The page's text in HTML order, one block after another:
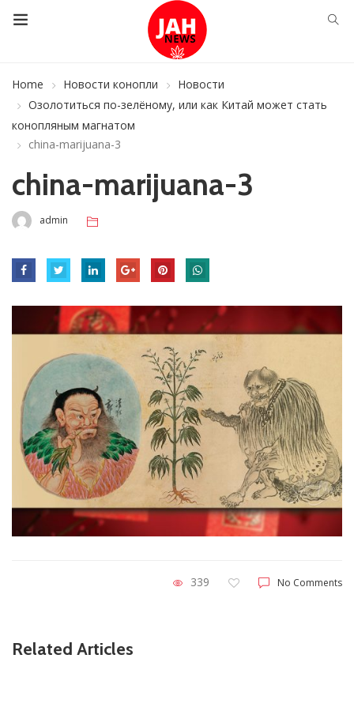
Home Новости конопли
Новости
Озолотиться по-зелёному, или как Китай может стать
конопляным магнатом
china-marijuana-3
china-marijuana-3
admin
339 No Comments
Related Articles